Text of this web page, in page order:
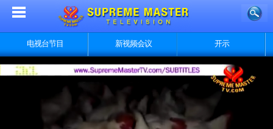
电视台节目 新视频会议 开示